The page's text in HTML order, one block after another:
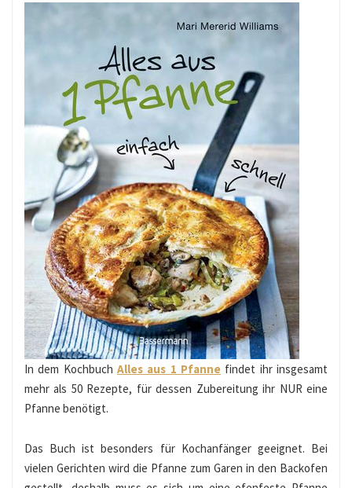
In dem Kochbuch Alles aus 1 Pfanne findet ihr insgesamt
mehr als 50 Rezepte, für dessen Zubereitung ihr NUR eine
Pfanne benötigt.
Das Buch ist besonders für Kochanfänger geeignet. Bei
vielen Gerichten wird die Pfanne zum Garen in den Backofen